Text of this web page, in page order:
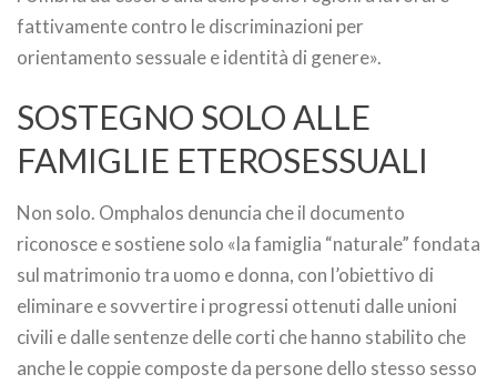
fattivamente contro le discriminazioni per
orientamento sessuale e identità di genere».
SOSTEGNO SOLO ALLE
FAMIGLIE ETEROSESSUALI
Non solo. Omphalos denuncia che il documento
riconosce e sostiene solo «la famiglia “naturale” fondata
sul matrimonio tra uomo e donna, con l’obiettivo di
eliminare e sovvertire i progressi ottenuti dalle unioni
civili e dalle sentenze delle corti che hanno stabilito che
anche le coppie composte da persone dello stesso sesso